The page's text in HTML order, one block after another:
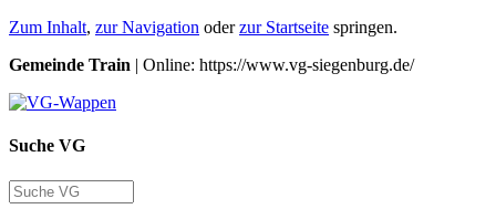
Zum Inhalt, zur Navigation oderzur Startseite springen.
Gemeinde Train | Online: https://www.vg-siegenburg.de/
Suche VG